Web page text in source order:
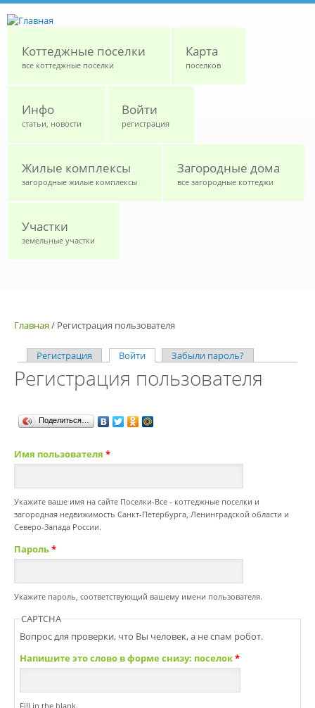
Коттеджные поселки
все коттеджные поселки
Карта
поселков
Инфо
статьи, новости
Войти
регистрация
Жилые комплексы
загородные жилые комплексы
Загородные дома
все загородные коттеджи
Участки
земельные участки
Главная / Регистрация пользователя
Главные вкладки
Регистрация Войти(активная вкладка)
Забыли пароль?
Регистрация пользователя
Поделиться…
Имя пользователя *
Укажите ваше имя на сайте Поселки-Все - коттеджные поселки и
загородная недвижимость Санкт-Петербурга, Ленинградской области и
Северо-Запада России.
Пароль*
Укажите пароль, соответствующий вашему имени пользователя.
CAPTCHA
Вопрос для проверки, что Вы человек, а не спам робот.
Напишите это слово в форме снизу: поселок*
Fill in the blank.